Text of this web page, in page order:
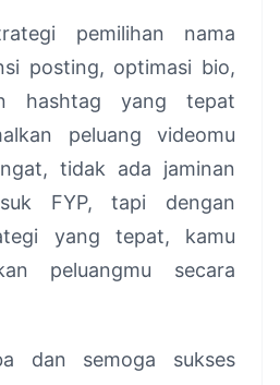
pemilihan nama
posting, optimasi bio,
hashtag yang tepat
peluang videomu
tidak ada jaminan
FYP, tapi dengan
yang tepat, kamu
peluangmu secara
dan semoga sukses